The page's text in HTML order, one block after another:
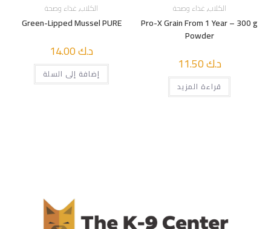
الكلاب,غذاء وصحة
Pro-X Grain From 1 Year – 300 g
Powder
د.ك
قراءة المزيد
الكلاب,غذاء وصحة
Green-Lipped Mussel PURE
د.ك14.00
إضافة إلى السلة